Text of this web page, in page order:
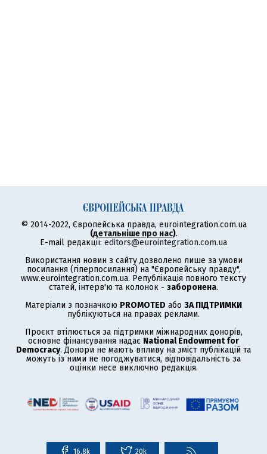
© 2014-2022, Європейська правда, eurointegration.com.ua
(детальніше про нас).
E-mail редакції: editors@eurointegration.com.ua
Використання новин з сайту дозволено лише за умови
посилання (гіперпосилання) на "Європейську правду",
www.eurointegration.com.ua. Републікація повного тексту
статей, інтерв'ю та колонок - заборонена.
Матеріали з позначкою PROMOTED або ЗА ПІДТРИМКИ
публікуються на правах реклами.
Проєкт втілюється за підтримки міжнародних донорів,
основне фінансування надає National Endowment for
Democracy. Донори не мають впливу на зміст публікацій та
можуть із ними не погоджуватися, відповідальність за
оцінки несе виключно редакція.
16,8k 20k